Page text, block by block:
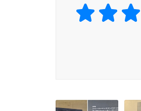
--- 「우리는 태어나서 죽을
‘먹이고 달래서’ 다시
외나무다리 위의 균형
_본문에서